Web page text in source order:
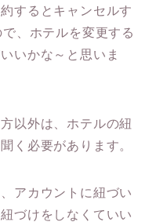
するとキャンセルす
、ホテルを変更する
いかな～と思いま
以外は、ホテルの紐
く必要があります。
アカウントに紐づい
づけをしなくていい